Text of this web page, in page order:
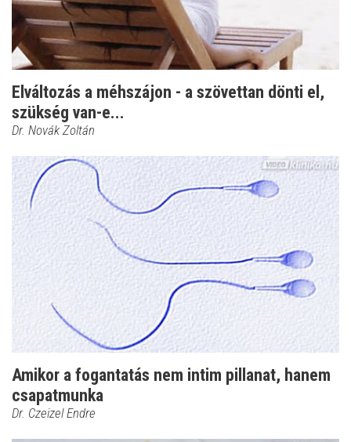
Elváltozás a méhszájon - a szövettan dönti el,
szükség van-e...
Dr. Novák Zoltán
Amikor a fogantatás nem intim pillanat, hanem
csapatmunka
Dr. Czeizel Endre